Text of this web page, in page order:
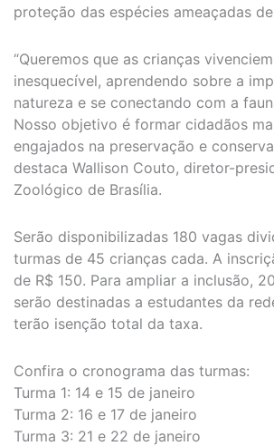
proteção das espécies ameaçadas
“Queremos que as crianças
inesquecível, aprendendo sobre a
natureza e se conectando com a
Nosso objetivo é formar cidadãos
engajados na preservação e
destaca Wallison Couto, diretor-
Zoológico de Brasília.
Serão disponibilizadas 180 vagas
turmas de 45 crianças cada. A
de R$ 150. Para ampliar a inclusão,
serão destinadas a estudantes da
terão isenção total da taxa.
Confira o cronograma das turmas:
Turma 1: 14 e 15 de janeiro
Turma 2: 16 e 17 de janeiro
Turma 3: 21 e 22 de janeiro